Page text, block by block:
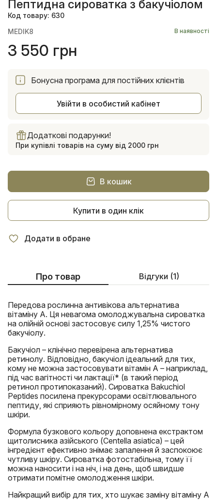
Пептидна сироватка з бакучіолом
Код товару: 630
MEDIK8
В наявності
3 550 грн
Бонусна програма для постійних клієнтів
Увійти в особистий кабінет
Додаткові подарунки!
При купівлі товарів на суму від 2000 грн
В кошик
Купити в один клік
Додати в обране
Про товар Відгуки (1)
Передова рослинна антивікова альтернатива
вітаміну А. Ця невагома омолоджувальна сироватка
на олійній основі застосовує силу 1,25% чистого
бакучіолу.
Бакучіол – клінічно перевірена альтернатива
ретинолу. Відповідно, бакучіол ідеальний для тих,
кому не можна застосовувати вітамін А – наприклад,
під час вагітності чи лактації* (в такий період
ретинол протипоказаний). Сироватка Bakuchiol
Peptides посилена прекурсорами освітлювального
пептиду, які сприяють рівномірному осяйному тону
шкіри.
Формула бузкового кольору доповнена екстрактом
щитолисника азійського (Сentella asiatica) – цей
інгредієнт ефективно знімає запалення й заспокоює
чутливу шкіру. Сироватка фотостабільна, тому її
можна наносити і на ніч, і на день, щоб швидше
отримати помітне омолодження шкіри.
Найкращий вибір для тих, хто шукає заміну вітаміну А